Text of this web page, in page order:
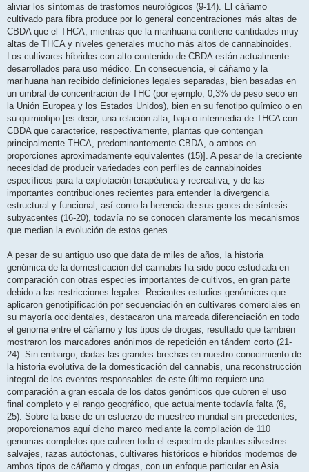
aliviar los síntomas de trastornos neurológicos (9-14). El cáñamo
cultivado para fibra produce por lo general concentraciones más altas de
CBDA que el THCA, mientras que la marihuana contiene cantidades muy
altas de THCA y niveles generales mucho más altos de cannabinoides.
Los cultivares híbridos con alto contenido de CBDA están actualmente
desarrollados para uso médico. En consecuencia, el cáñamo y la
marihuana han recibido definiciones legales separadas, bien basadas en
un umbral de concentración de THC (por ejemplo, 0,3% de peso seco en
la Unión Europea y los Estados Unidos), bien en su fenotipo químico o en
su quimiotipo [es decir, una relación alta, baja o intermedia de THCA con
CBDA que caracterice, respectivamente, plantas que contengan
principalmente THCA, predominantemente CBDA, o ambos en
proporciones aproximadamente equivalentes (15)]. A pesar de la creciente
necesidad de producir variedades con perfiles de cannabinoides
específicos para la explotación terapéutica y recreativa, y de las
importantes contribuciones recientes para entender la divergencia
estructural y funcional, así como la herencia de sus genes de síntesis
subyacentes (16-20), todavía no se conocen claramente los mecanismos
que median la evolución de estos genes.
A pesar de su antiguo uso que data de miles de años, la historia
genómica de la domesticación del cannabis ha sido poco estudiada en
comparación con otras especies importantes de cultivos, en gran parte
debido a las restricciones legales. Recientes estudios genómicos que
aplicaron genotipificación por secuenciación en cultivares comerciales en
su mayoría occidentales, destacaron una marcada diferenciación en todo
el genoma entre el cáñamo y los tipos de drogas, resultado que también
mostraron los marcadores anónimos de repetición en tándem corto (21-
24). Sin embargo, dadas las grandes brechas en nuestro conocimiento de
la historia evolutiva de la domesticación del cannabis, una reconstrucción
integral de los eventos responsables de este último requiere una
comparación a gran escala de los datos genómicos que cubren el uso
final completo y el rango geográfico, que actualmente todavía falta (6,
25). Sobre la base de un esfuerzo de muestreo mundial sin precedentes,
proporcionamos aquí dicho marco mediante la compilación de 110
genomas completos que cubren todo el espectro de plantas silvestres
salvajes, razas autóctonas, cultivares históricos e híbridos modernos de
ambos tipos de cáñamo y drogas, con un enfoque particular en Asia